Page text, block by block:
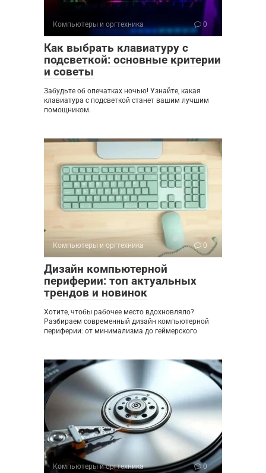
Компьютеры и оргтехника 0
Как выбрать клавиатуру с
подсветкой: основные критерии
и советы
Забудьте об опечатках ночью! Узнайте, какая
клавиатура с подсветкой станет вашим лучшим
помощником.
Компьютеры и оргтехника 0
Дизайн компьютерной
периферии: топ актуальных
трендов и новинок
Хотите, чтобы рабочее место вдохновляло?
Разбираем современный дизайн компьютерной
периферии: от минимализма до геймерского
Компьютеры и оргтехника 0